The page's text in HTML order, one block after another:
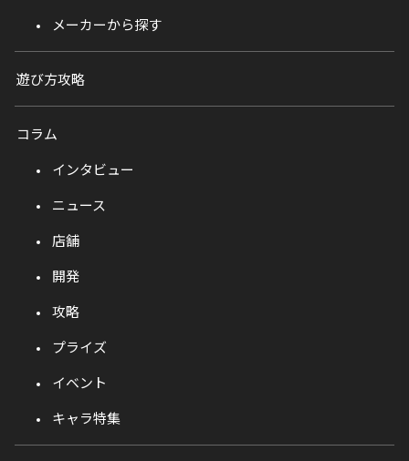
メーカーから探す
遊び方攻略
コラム
インタビュー
ニュース
店舗
開発
攻略
プライズ
イベント
キャラ特集